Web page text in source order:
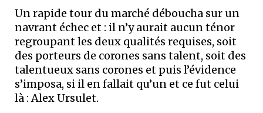
Un rapide tour du marché déboucha sur un
navrant échec et : il n’y aurait aucun ténor
regroupant les deux qualités requises, soit
des porteurs de corones sans talent, soit des
talentueux sans corones et puis l’évidence
s’imposa, si il en fallait qu’un et ce fut celui
là : Alex Ursulet.